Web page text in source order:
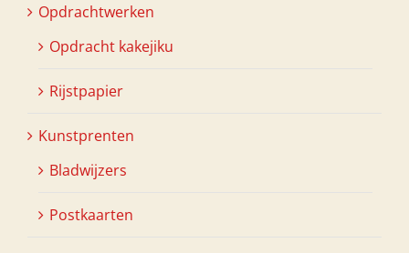
Opdrachtwerken
Opdracht kakejiku
Rijstpapier
Kunstprenten
Bladwijzers
Postkaarten